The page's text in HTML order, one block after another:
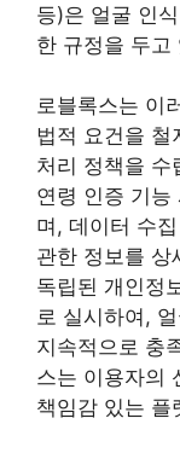
등)은 얼굴 인
한 규정을 두고
로블록스는 이
법적 요건을 철
처리 정책을 수
연령 인증 기능
며, 데이터 수
관한 정보를 상
독립된 개인정
로 실시하여,
지속적으로 충
스는 이용자의
책임감 있는 플